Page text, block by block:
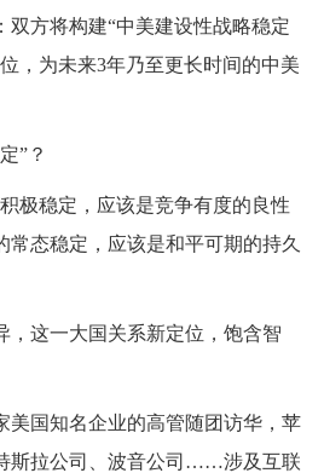
双方将构建“中美建设性战略稳定
，为未来3年乃至更长时间的中美
”？
极稳定，应该是竞争有度的良性
常态稳定，应该是和平可期的持久
，这一大国关系新定位，饱含智
美国知名企业的高管随团访华，苹
斯拉公司、波音公司……涉及互联